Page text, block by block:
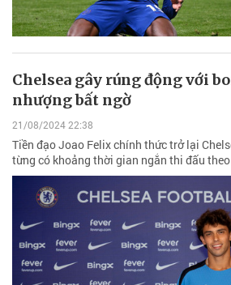
Chelsea gây rúng động với
nhượng bất ngờ
21/08/2024 22:38
Tiền đạo Joao Felix chính thức trở lại
từng có khoảng thời gian ngắn thi đấu